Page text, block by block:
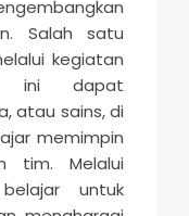
Salah satu
kegiatan
ini dapat
atau sains, di
memimpin
tim. Melalui
untuk